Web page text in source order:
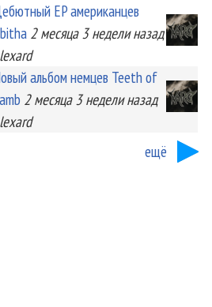
EP американцев
2 месяца 3 неделиназад
альбом немцев Teeth of
2 месяца 3 неделиназад
ещё